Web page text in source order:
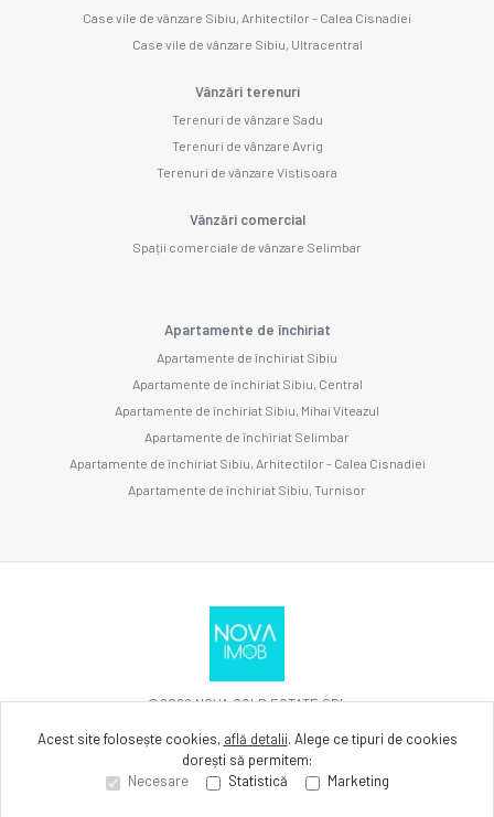
Case vile de vânzare Sibiu, Arhitectilor - Calea Cisnadiei
Case vile de vânzare Sibiu, Ultracentral
Vânzări terenuri
Terenuri de vânzare Sadu
Terenuri de vânzare Avrig
Terenuri de vânzare Vistisoara
Vânzări comercial
Spații comerciale de vânzare Selimbar
Apartamente de închiriat
Apartamente de închiriat Sibiu
Apartamente de închiriat Sibiu, Central
Apartamente de închiriat Sibiu, Mihai Viteazul
Apartamente de închiriat Selimbar
Apartamente de închiriat Sibiu, Arhitectilor - Calea Cisnadiei
Apartamente de închiriat Sibiu, Turnisor
©2026NOVA GOLD ESTATE SRL
Site creat în
Acest site folosește cookies, află detalii. Alege ce tipuri de cookies
dorești să permitem:
Necesare
Statistică Marketing